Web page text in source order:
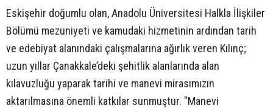
Eskişehir doğumlu olan, Anadolu Üniversitesi Halkla İlişkiler
Bölümü mezuniyeti ve kamudaki hizmetinin ardından tarih
ve edebiyat alanındaki çalışmalarına ağırlık veren Kılınç;
uzun yıllar Çanakkale’deki şehitlik alanlarında alan
kılavuzluğu yaparak tarihi ve manevi mirasımızın
aktarılmasına önemli katkılar sunmuştur. "Manevi